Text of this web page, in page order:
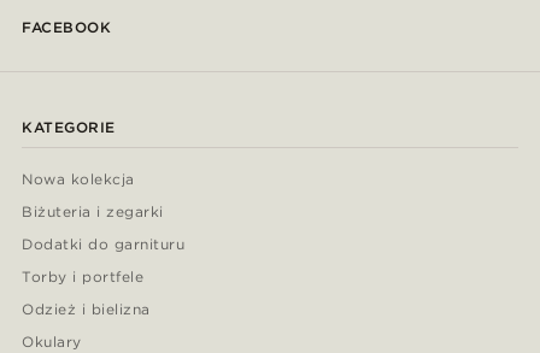
FACEBOOK
KATEGORIE
Nowa kolekcja
Biżuteria i zegarki
Dodatki do garnituru
Torby i portfele
Odzież i bielizna
Okulary